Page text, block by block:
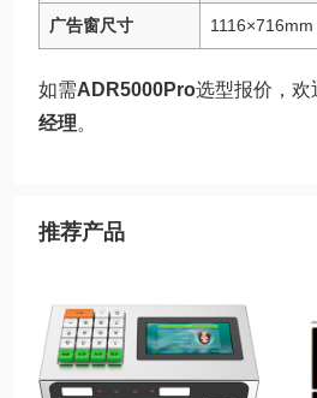
广告窗尺寸 1116×716mm
如需ADR5000Pro选型报价，欢
经理。
推荐产品